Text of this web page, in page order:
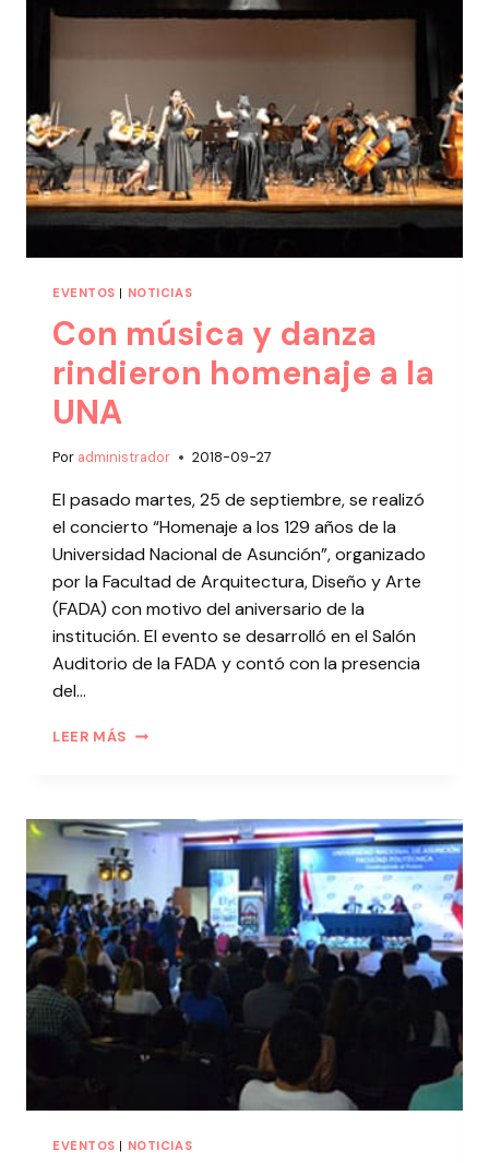
EVENTOS | NOTICIAS
Con música y danza
rindieron homenaje a la
UNA
Por administrador 2018-09-27
El pasado martes, 25 de septiembre, se realizó
el concierto “Homenaje a los 129 años de la
Universidad Nacional de Asunción”, organizado
por la Facultad de Arquitectura, Diseño y Arte
(FADA) con motivo del aniversario de la
institución. El evento se desarrolló en el Salón
Auditorio de la FADA y contó con la presencia
del…
LEER MÁS
EVENTOS | NOTICIAS